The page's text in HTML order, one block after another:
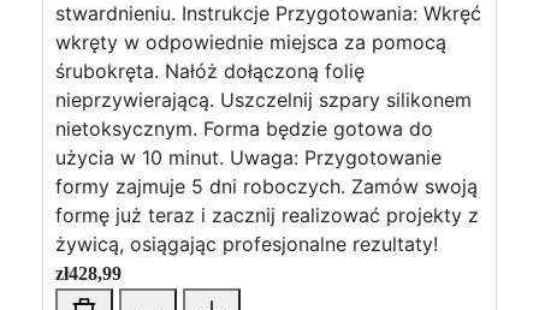
stwardnieniu. Instrukcje Przygotowania: Wkręć
wkręty w odpowiednie miejsca za pomocą
śrubokręta. Nałóż dołączoną folię
nieprzywierającą. Uszczelnij szpary silikonem
nietoksycznym. Forma będzie gotowa do
użycia w 10 minut. Uwaga: Przygotowanie
formy zajmuje 5 dni roboczych. Zamów swoją
formę już teraz i zacznij realizować projekty z
żywicą, osiągając profesjonalne rezultaty!
zł428,99